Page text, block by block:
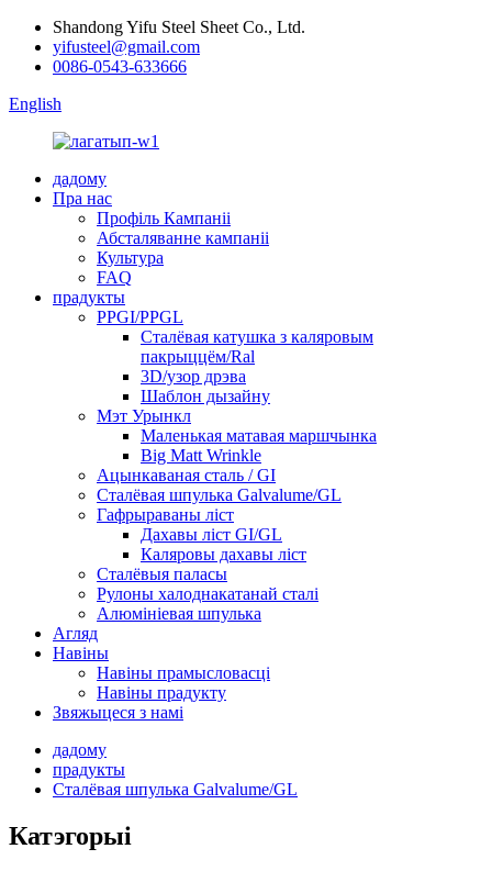
Shandong Yifu Steel Sheet Co., Ltd.
yifusteel@gmail.com
0086-0543-633666
English
дадому
Пра нас
Профіль Кампаніі
Абсталяванне кампаніі
Культура
FAQ
прадукты
PPGI/PPGL
Сталёвая катушка з каляровым
пакрыццём/Ral
3D/узор дрэва
Шаблон дызайну
Мэт Урынкл
Маленькая матавая маршчынка
Big Matt Wrinkle
Ацынкаваная сталь / GI
Сталёвая шпулька Galvalume/GL
Гафрыраваны ліст
Дахавы ліст GI/GL
Каляровы дахавы ліст
Сталёвыя паласы
Рулоны халоднакатанай сталі
Алюмініевая шпулька
Агляд
Навіны
Навіны прамысловасці
Навіны прадукту
Звяжыцеся з намі
дадому
прадукты
Сталёвая шпулька Galvalume/GL
Катэгорыі